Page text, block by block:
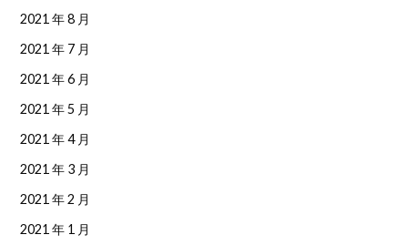
2021 年 8 月
2021 年 7 月
2021 年 6 月
2021 年 5 月
2021 年 4 月
2021 年 3 月
2021 年 2 月
2021 年 1 月